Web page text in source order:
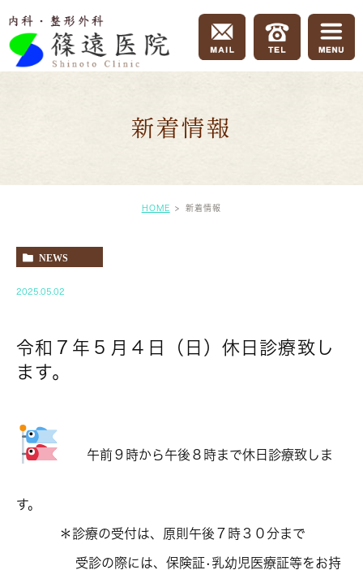
新着情報
HOME 新着情報
NEWS
2025.05.02
令和７年５月４日（日）休日診療致し
ます。
午前９時から午後８時まで休日診療致しま
す。
＊診療の受付は、原則午後７時３０分まで
受診の際には、保険証•乳幼児医療証等をお持